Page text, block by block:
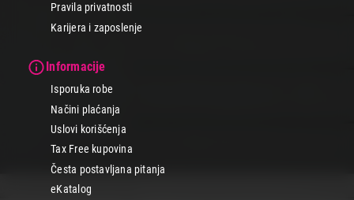
Pravila privatnosti
Karijera i zaposlenje
Informacije
Isporuka robe
Načini plaćanja
Uslovi korišćenja
Tax Free kupovina
Česta postavljana pitanja
eKatalog